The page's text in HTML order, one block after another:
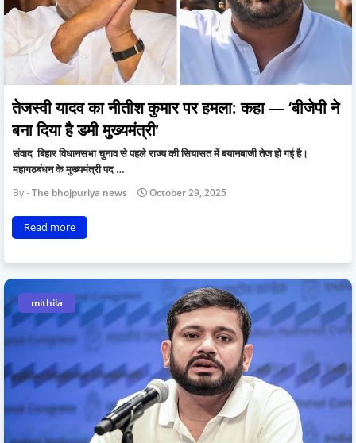
तेजस्वी यादव का नीतीश कुमार पर हमला: कहा — ‘बीजेपी ने
बना दिया है डमी मुख्यमंत्री’
संवाद बिहार विधानसभा चुनाव से पहले राज्य की सियासत में बयानबाजी तेज हो गई है।
महागठबंधन के मुख्यमंत्री पद …
The bhojpuriya news October 29, 2025
Read more
mithila